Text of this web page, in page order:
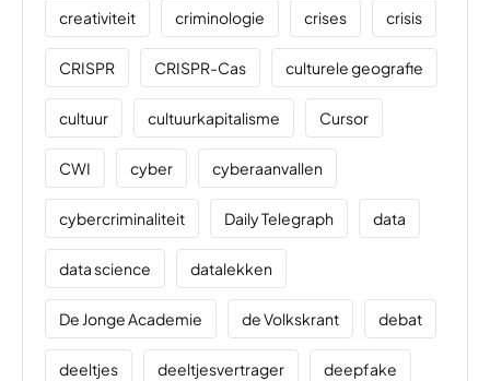
creativiteit criminologie crises crisis
CRISPR CRISPR-Cas culturele geografie
cultuur cultuurkapitalisme Cursor
CWI cyber cyberaanvallen
cybercriminaliteit Daily Telegraph data
data science datalekken
De Jonge Academie de Volkskrant debat
deeltjes deeltjesvertrager deepfake